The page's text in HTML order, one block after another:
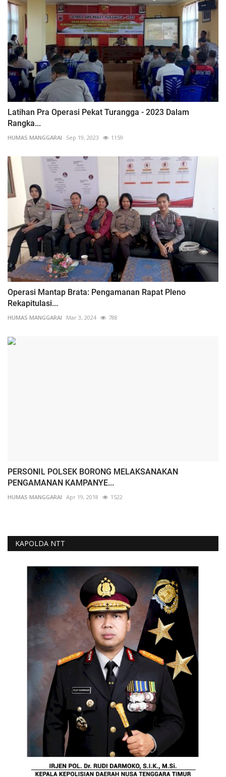
Latihan Pra Operasi Pekat Turangga - 2023 Dalam
Rangka...
HUMAS MANGGARAI Sep 19, 2023 1159
Operasi Mantap Brata: Pengamanan Rapat Pleno
Rekapitulasi...
HUMAS MANGGARAI Mar 3, 2024 788
PERSONIL POLSEK BORONG MELAKSANAKAN
PENGAMANAN KAMPANYE...
HUMAS MANGGARAI Apr 19, 2018 1522
KAPOLDA NTT